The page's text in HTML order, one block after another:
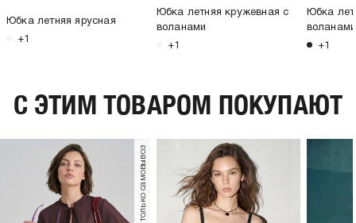
Юбка летняя ярусная
+1
Юбка летняя кружевная с
воланами
+1
Юбка
воланами
+1
C ЭТИМ ТОВАРОМ ПОКУПАЮТ
только самовывоз